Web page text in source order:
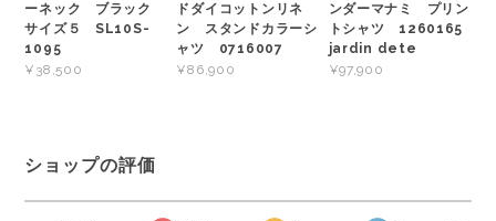
ーネック ブラック
サイズ５ SL10S-
1095
¥38,500
ドダイコットンリネ
ン スタンドカラーシ
ャツ 0716007
¥86,900
ンダーマナミ プリン
トシャツ 1260165
jardin dete
¥97,900
ショップの評価